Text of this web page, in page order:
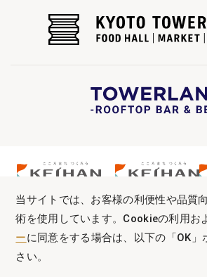
Copyright © KYOTO TOWER HOTEL. All
当サイトでは、お客様の利便性や品質
術を使用しています。Cookieの利用お
ーに同意をする場合は、以下の「OK」
さい。